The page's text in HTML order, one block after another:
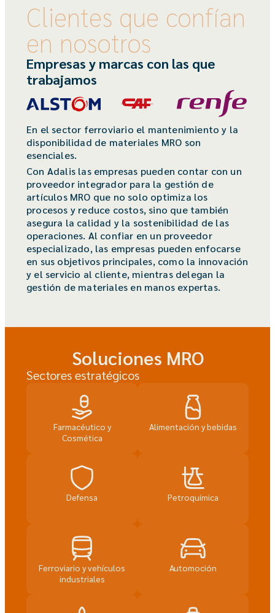
Clientes que confían
en nosotros
Empresas y marcas con las que
trabajamos
En el sector ferroviario el mantenimiento y la
disponibilidad de materiales MRO son
esenciales.
Con Adalis las empresas pueden contar con un
proveedor integrador para la gestión de
artículos MRO que no solo optimiza los
procesos y reduce costos, sino que también
asegura la calidad y la sostenibilidad de las
operaciones. Al confiar en un proveedor
especializado, las empresas pueden enfocarse
en sus objetivos principales, como la innovación
y el servicio al cliente, mientras delegan la
gestión de materiales en manos expertas.
Soluciones MRO
Sectores estratégicos
Farmacéutico y
Cosmética
Alimentación y bebidas
Defensa Petroquímica
Ferroviario y vehículos
industriales
Automoción